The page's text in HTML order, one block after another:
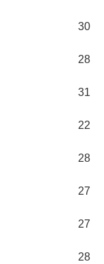
30
28
31
22
28
27
27
28